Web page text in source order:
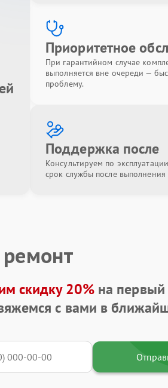
Приоритетное
При гарантийном случае
выполняется вне очереди —
проблему.
Поддержка после
Консультируем по
срок службы после выполнения
ремонт
скидку 20%на первый
с вами в